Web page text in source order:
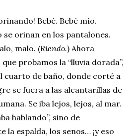
Bebé. Bebé mío.
orinan en los pantalones.
malo. (Riendo.) Ahora
probamos la “lluvia dorada”,
cuarto de baño, donde corté a
se fuera a las alcantarillas de
Se iba lejos, lejos, al mar.
hablando”, sino de
la espalda, los senos… ¡y eso